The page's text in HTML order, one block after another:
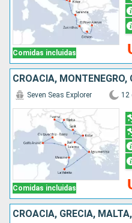
Comidas incluidas
Comidas incluidas
Seven Seas Explorer 12
CROACIA, GRECIA,